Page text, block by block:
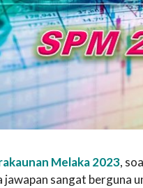
Melaka 2023,
jawapan sangat berguna